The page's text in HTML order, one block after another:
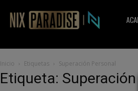
Nix
Inicio Etiquetas Superación Personal
Etiqueta: